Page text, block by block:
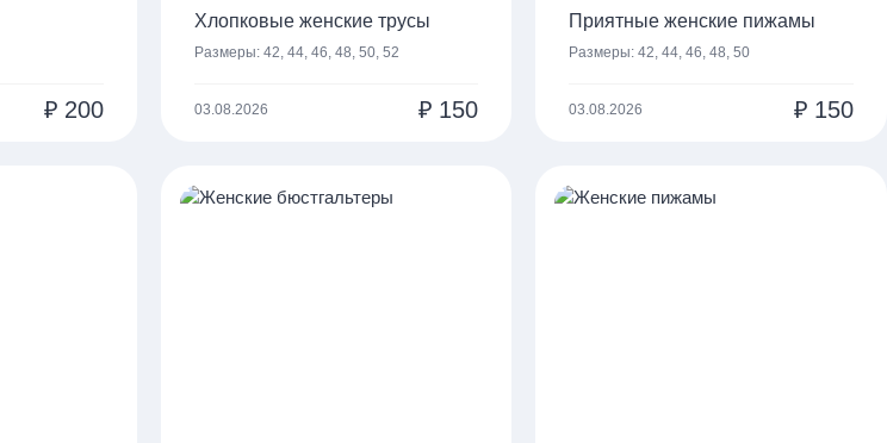
₽ 200
Хлопковые женские трусы
Размеры: 42, 44, 46, 48, 50, 52
03.08.2026 ₽ 150
Приятные женские пижамы
Размеры:42, 44, 46, 48, 50
03.08.2026 ₽ 150